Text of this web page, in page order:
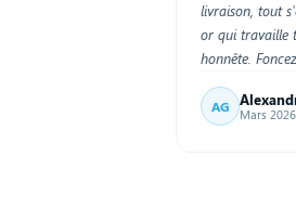
livraison, tout
or qui travaille
honnête.
AG Mars 2026